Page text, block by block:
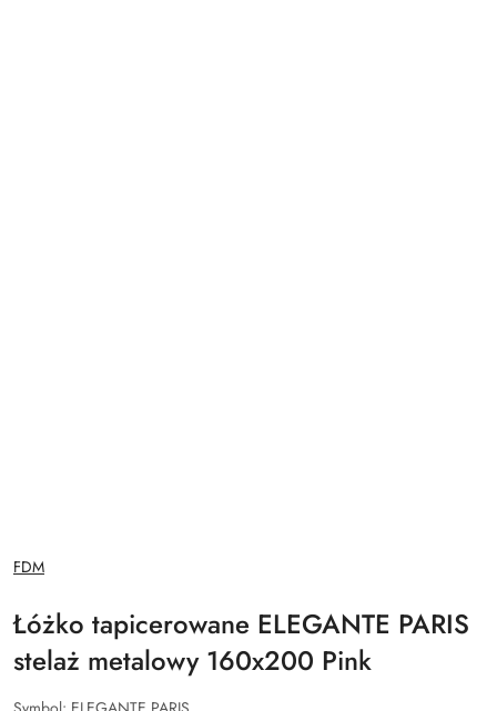
NAZWA
PRODUCENTA:
FDM
Łóżko tapicerowane ELEGANTE PARIS
stelaż metalowy 160x200 Pink